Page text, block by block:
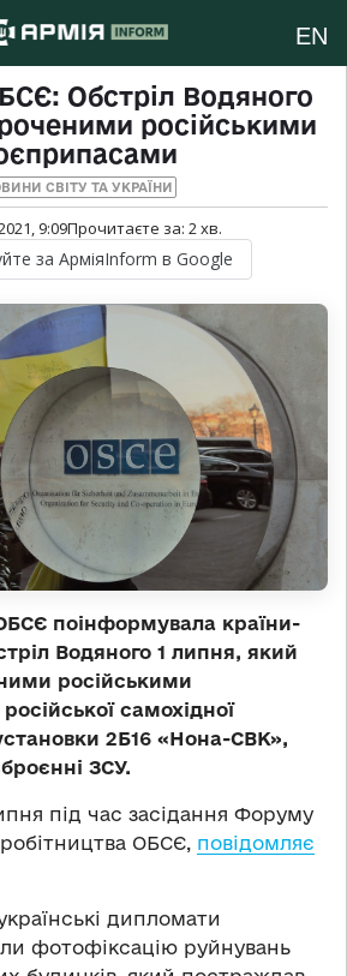
EN
Обстріл Водяного
російськими
СВІТУ ТА УКРАЇНИ
9:09Прочитаєте за: 2хв.
за АрміяInform в Google
поінформувала країни-
Водяного 1 липня, який
російськими
самохідної
2Б16 «Нона-СВК»,
ЗСУ.
під час засідання Форуму
ОБСЄ, повідомляє
дипломати
фотофіксацію руйнувань